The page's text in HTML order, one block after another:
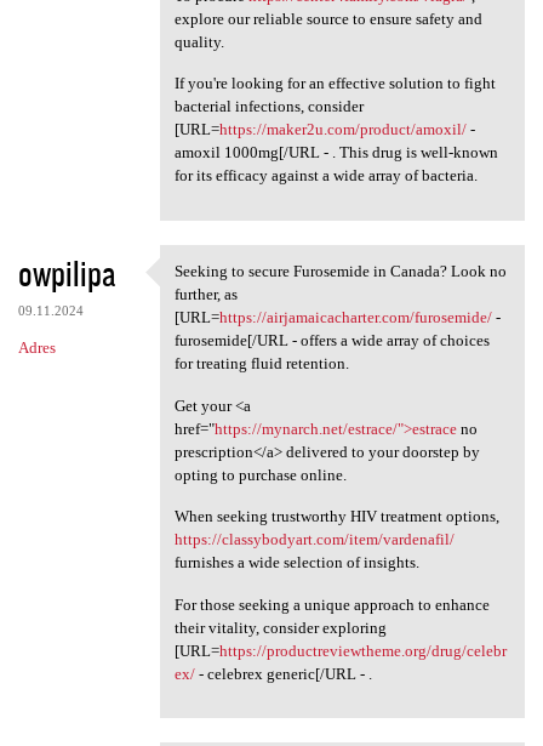
explore our reliable source to ensure safety and
quality.
If you're looking for an effective solution to fight
bacterial infections, consider
[URL=https://maker2u.com/product/amoxil/-
amoxil 1000mg[/URL - . This drug is well-known
for its efficacy against a wide array of bacteria.
owpilipa
09.11.2024
Adres
Seeking to secure Furosemide
Seeking to secure Furosemide in Canada? Look no
further, as
[URL=https://airjamaicacharter.com/furosemide/-
furosemide[/URL - offers a wide array of choices
for treating fluid retention.
Get your <a
href="https://mynarch.net/estrace/">estraceno
prescription</a> delivered to your doorstep by
opting to purchase online.
When seeking trustworthy HIV treatment options,
https://classybodyart.com/item/vardenafil/
furnishes a wide selection of insights.
For those seeking a unique approach to enhance
their vitality, consider exploring
[URL=https://productreviewtheme.org/drug/celebr
ex/- celebrex generic[/URL - .